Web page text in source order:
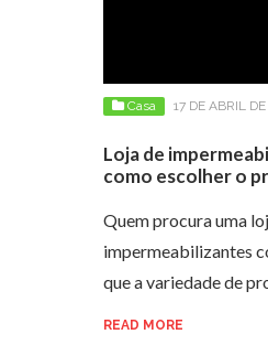
Casa 17 DE ABRIL
Loja de
como escolher o
Quem procura uma
impermeabilizantes
que a variedade de
READ MORE